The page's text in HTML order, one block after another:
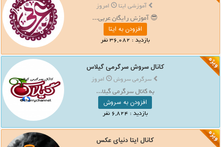
آموزشی ایتا امروز
😎 آموزش رایگان عربی...
افزودن به ایتا
بازدید : 36,082 نفر
کانال سروش سرگرمی گیلاس
سرگرمی سروش امروز
به کانال سرگرمی گیلا...
افزودن به سروش
بازدید : 6,824 نفر
کانال ایتا دنیای عکس